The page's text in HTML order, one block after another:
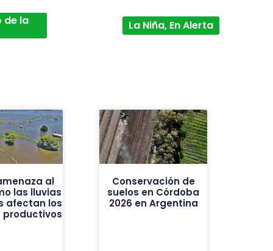
de la La Niña, En Alerta
al
las lluvias
afectan los
Conservación de
suelos en Córdoba
2026 en Argentina